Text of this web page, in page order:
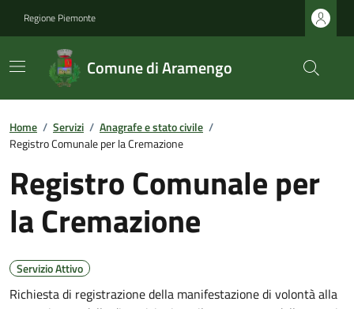
Regione Piemonte
Comune di Aramengo
Home / Servizi / Anagrafe e stato civile /
Registro Comunale per la Cremazione
Registro Comunale per
la Cremazione
Servizio Attivo
Richiesta di registrazione della manifestazione di volontà alla